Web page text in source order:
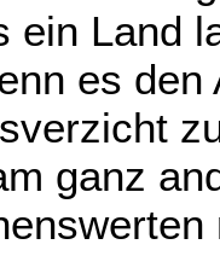
ein Land
es den
ganz